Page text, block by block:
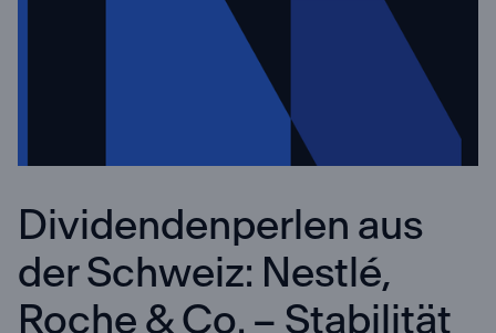
Dividendenperlen aus
der Schweiz: Nestlé,
Roche & Co. – Stabilität